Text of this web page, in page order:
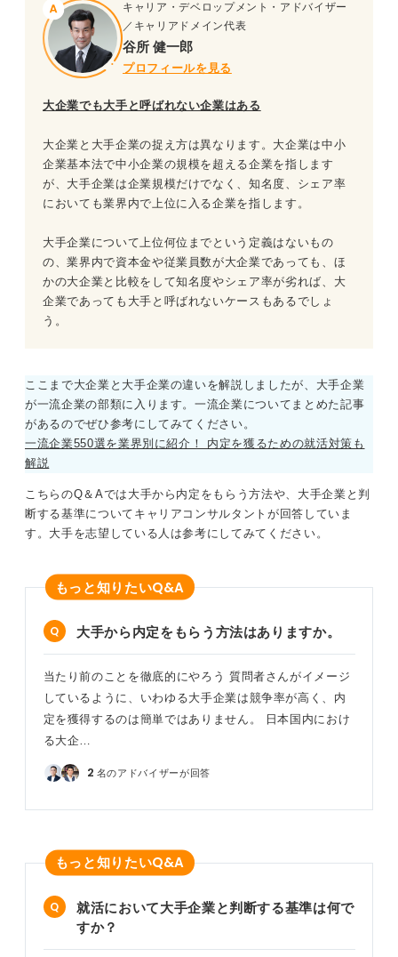
キャリア・デベロップメント・アドバイザー
／キャリアドメイン代表
谷所 健一郎
プロフィールを見る
大企業でも大手と呼ばれない企業はある
大企業と大手企業の捉え方は異なります。大企業は中小
企業基本法で中小企業の規模を超える企業を指します
が、大手企業は企業規模だけでなく、知名度、シェア率
においても業界内で上位に入る企業を指します。
大手企業について上位何位までという定義はないもの
の、業界内で資本金や従業員数が大企業であっても、ほ
かの大企業と比較をして知名度やシェア率が劣れば、大
企業であっても大手と呼ばれないケースもあるでしょ
う。
ここまで大企業と大手企業の違いを解説しましたが、大手企業
が一流企業の部類に入ります。一流企業についてまとめた記事
があるのでぜひ参考にしてみてください。
一流企業550選を業界別に紹介！ 内定を獲るための就活対策も
解説
こちらのQ＆Aでは大手から内定をもらう方法や、大手企業と判
断する基準についてキャリアコンサルタントが回答していま
す。大手を志望している人は参考にしてみてください。
もっと知りたいQ&A
大手から内定をもらう方法はありますか。
当たり前のことを徹底的にやろう 質問者さんがイメージ
しているように、いわゆる大手企業は競争率が高く、内
定を獲得するのは簡単ではありません。 日本国内におけ
る大企…
2 名のアドバイザーが回答
もっと知りたいQ&A
就活において大手企業と判断する基準は何で
すか？